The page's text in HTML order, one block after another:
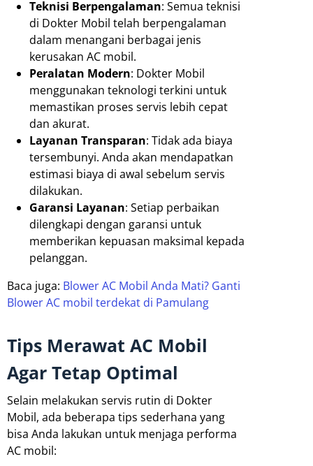
Teknisi Berpengalaman: Semua teknisi
di Dokter Mobil telah berpengalaman
dalam menangani berbagai jenis
kerusakan AC mobil.
Peralatan Modern: Dokter Mobil
menggunakan teknologi terkini untuk
memastikan proses servis lebih cepat
dan akurat.
Layanan Transparan: Tidak ada biaya
tersembunyi. Anda akan mendapatkan
estimasi biaya di awal sebelum servis
dilakukan.
Garansi Layanan: Setiap perbaikan
dilengkapi dengan garansi untuk
memberikan kepuasan maksimal kepada
pelanggan.
Baca juga: Blower AC Mobil Anda Mati? Ganti
Blower AC mobil terdekat di Pamulang
Tips Merawat AC Mobil
Agar Tetap Optimal
Selain melakukan servis rutin di Dokter
Mobil, ada beberapa tips sederhana yang
bisa Anda lakukan untuk menjaga performa
AC mobil: